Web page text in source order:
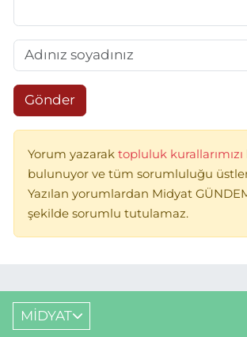
Gönder
Yorum yazarak topluluk kurallarımızı
bulunuyor ve tüm sorumluluğu
Yazılan yorumlardan Midyat
şekilde sorumlu tutulamaz.
MİDYAT